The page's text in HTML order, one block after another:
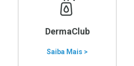
DermaClub
Saiba Mais >